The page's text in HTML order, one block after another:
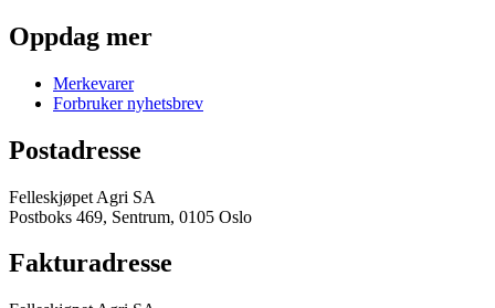
Oppdag mer
Merkevarer
Forbruker nyhetsbrev
Postadresse
Felleskjøpet Agri SA
Postboks 469, Sentrum, 0105 Oslo
Fakturadresse